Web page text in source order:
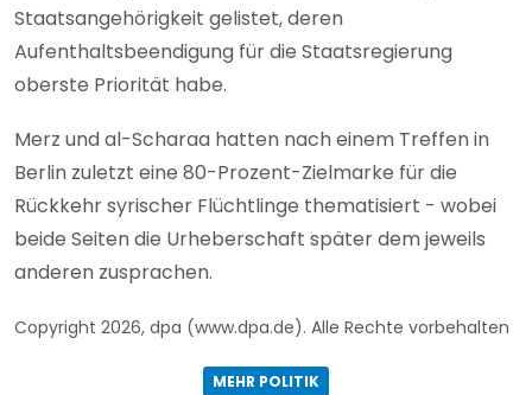
Staatsangehörigkeit gelistet, deren
Aufenthaltsbeendigung für die Staatsregierung
oberste Priorität habe.
Merz und al-Scharaa hatten nach einem Treffen in
Berlin zuletzt eine 80-Prozent-Zielmarke für die
Rückkehr syrischer Flüchtlinge thematisiert - wobei
beide Seiten die Urheberschaft später dem jeweils
anderen zusprachen.
Copyright 2026, dpa (www.dpa.de). Alle Rechte vorbehalten
MEHR POLITIK